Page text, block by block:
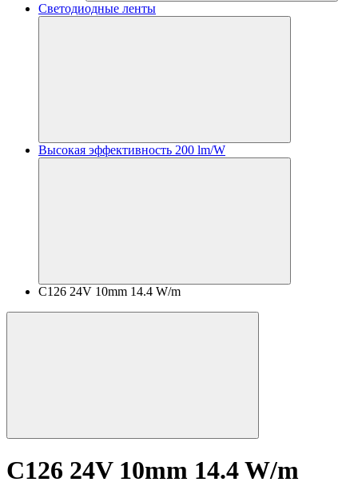
Светодиодные ленты
Высокая эффективность 200 lm/W
C126 24V 10mm 14.4 W/m
C126 24V 10mm 14.4 W/m